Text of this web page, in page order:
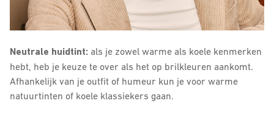
Neutrale huidtint: als je zowel warme als koele kenmerken
hebt, heb je keuze te over als het op brilkleuren aankomt.
Afhankelijk van je outfit of humeur kun je voor warme
natuurtinten of koele klassiekers gaan.